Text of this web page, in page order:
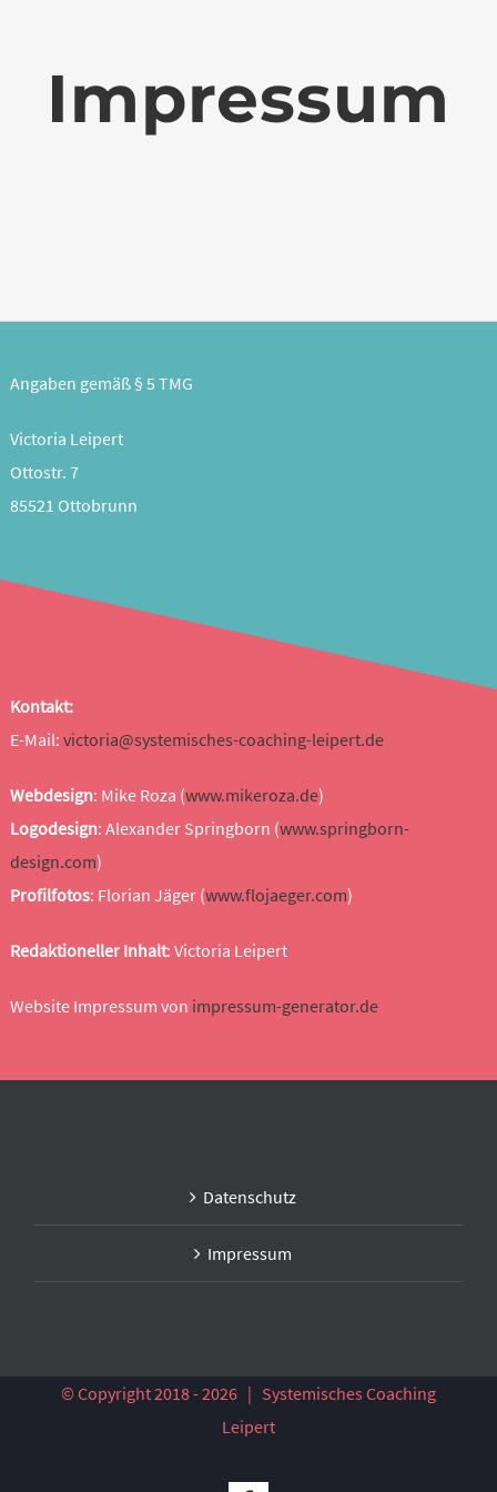
Impressum
Angaben gemäß § 5 TMG
Victoria Leipert
Ottostr. 7
85521 Ottobrunn
Kontakt:
E-Mail: victoria@systemisches-coaching-leipert.de
Webdesign: Mike Roza (www.mikeroza.de)
Logodesign: Alexander Springborn (www.springborn-
design.com)
Profilfotos: Florian Jäger (www.flojaeger.com)
Redaktioneller Inhalt: Victoria Leipert
Website Impressum von impressum-generator.de
Datenschutz
Impressum
© Copyright 2018 -2026 | Systemisches Coaching
Leipert